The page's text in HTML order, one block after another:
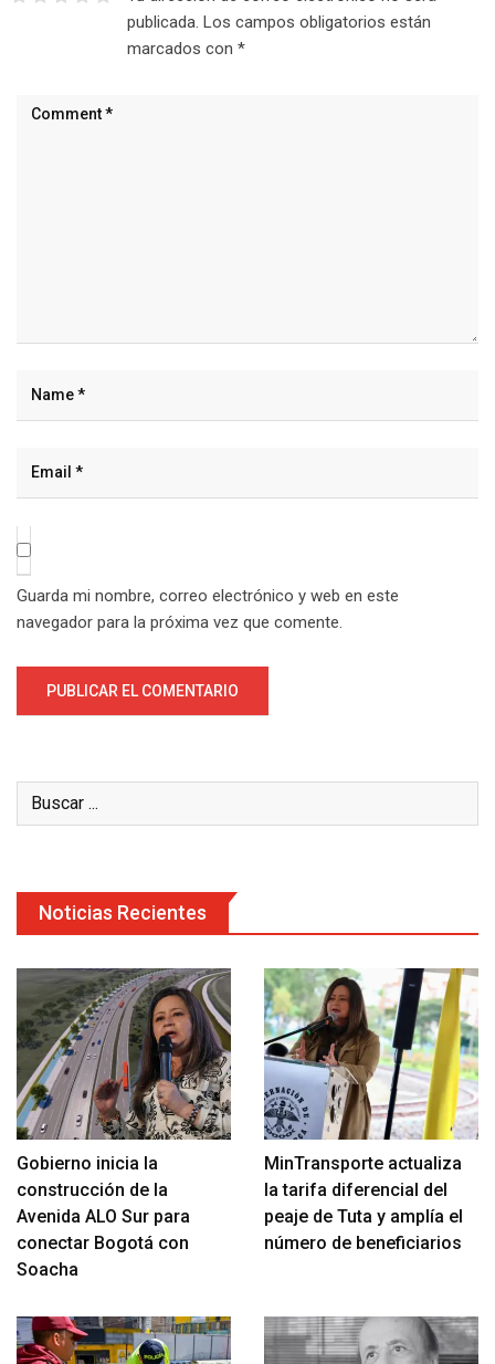
publicada. Los campos obligatorios están
marcados con *
Guarda mi nombre, correo electrónico y web en este
navegador para la próxima vez que comente.
Noticias Recientes
Gobierno inicia la
construcción de la
Avenida ALO Sur para
conectar Bogotá con
Soacha
MinTransporte actualiza
la tarifa diferencial del
peaje de Tuta y amplía el
número de beneficiarios